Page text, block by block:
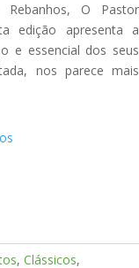
Rebanhos, O Pastor
edição apresenta a
e essencial dos seus
nos parece mais
, Clássicos,